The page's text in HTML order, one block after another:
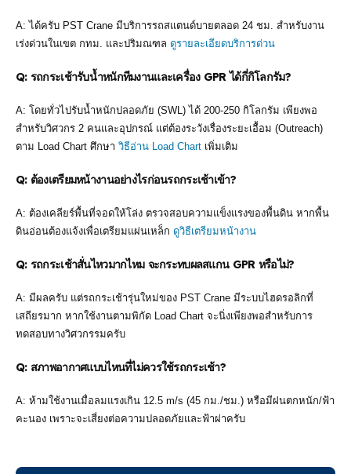
A: ได้ครับ PST Crane มีบริการรถสแตนด์บายตลอด 24 ชม. สำหรับงาน
เร่งด่วนในเขต กทม. และปริมณฑล ดูรายละเอียดบริการด่วน
Q: รถกระเช้ารับน้ำหนักทีมงานและเครื่อง GPR ได้กี่กิโลกรัม?
A: โดยทั่วไปรับน้ำหนักปลอดภัย (SWL) ได้ 200-250 กิโลกรัม เพียงพอ
สำหรับวิศวกร 2 คนและอุปกรณ์ แต่ต้องระวังเรื่องระยะเอื้อม (Outreach)
ตาม Load Chart ศึกษา วิธีอ่าน Load Chart เพิ่มเติม
Q: ต้องเตรียมหน้างานอย่างไรก่อนรถกระเช้าเข้า?
A: ต้องเคลียร์พื้นที่จอดให้โล่ง ตรวจสอบความแข็งแรงของพื้นดิน หากพื้น
ดินอ่อนต้องแจ้งเพื่อเตรียมแผ่นเหล็ก ดูวิธีเตรียมหน้างาน
Q: รถกระเช้าสั่นไหวมากไหม จะกระทบผลสแกน GPR หรือไม่?
A: มีผลครับ แต่รถกระเช้ารุ่นใหม่ของ PST Crane มีระบบไฮดรอลิกที่
เสถียรมาก หากใช้งานตามพิกัด Load Chart จะนิ่งเพียงพอสำหรับการ
ทดสอบทางวิศวกรรมครับ
Q: สภาพอากาศแบบไหนที่ไม่ควรใช้รถกระเช้า?
A: ห้ามใช้งานเมื่อลมแรงเกิน 12.5 m/s (45 กม./ชม.) หรือมีฝนตกหนัก/ฟ้า
คะนอง เพราะจะเสี่ยงต่อความปลอดภัยและฟ้าผ่าครับ